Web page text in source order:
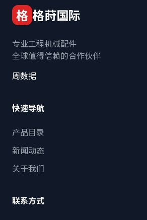
格 格莳国际
专业工程机械配件
全球值得信赖的合作伙伴
周数据
快速导航
产品目录
新闻动态
关于我们
联系方式